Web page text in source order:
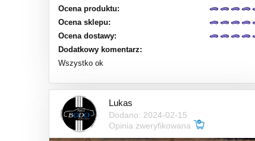
Ocena produktu:
Ocena sklepu:
Ocena dostawy:
Dodatkowy komentarz:
Wszystko ok
Lukas
Dodano: 2024-02-15
Opinia zweryfikowana